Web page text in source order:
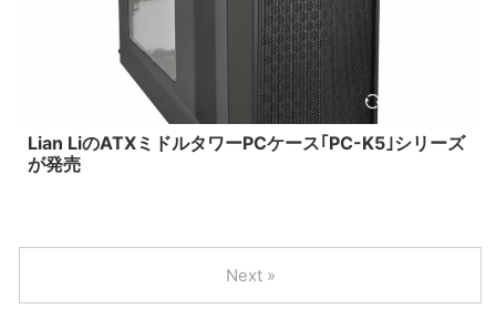
Lian LiのATXミドルタワーPCケース｢PC-K5｣シリーズ
が発売
Next »